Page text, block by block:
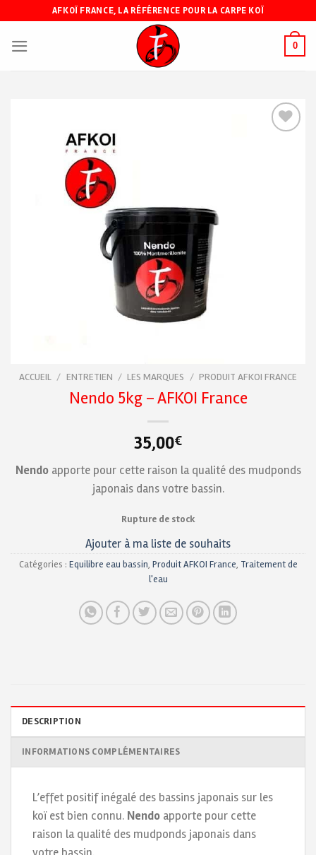
content
AFKOÏ FRANCE, LA RÉFÉRENCE POUR LA CARPE KOÏ
0
ACCUEIL / ENTRETIEN / LES MARQUES / PRODUIT AFKOI FRANCE
Nendo 5kg – AFKOI France
35,00€
Nendoapporte pour cette raison la qualité des mudponds
japonais dans votre bassin.
Rupture de stock
Ajouter à ma liste de souhaits
Catégories : Equilibre eau bassin, Produit AFKOI France, Traitement de
l'eau
DESCRIPTION
INFORMATIONS COMPLÉMENTAIRES
L’effet positif inégalé des bassins japonais sur les
koï est bien connu. Nendo apporte pour cette
raison la qualité des mudponds japonais dans